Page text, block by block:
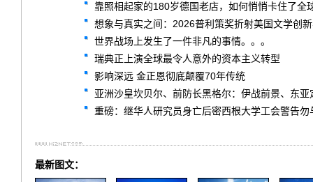
靠照相起家的180岁德国老店，如何悄悄卡住了全
想象与真实之间：2026普利策奖折射美国文学创
世界战场上发生了一件非凡的事情。。。
瑞典正上演全球最令人意外的资本主义转型
影响深远 金正恩彻底颠覆70年传统
亚洲沙皇坎贝尔、前防长黑格尔：伊战前景、东亚
重磅：继华人研究员身亡后密西根大学工会警告勿
最新图文：